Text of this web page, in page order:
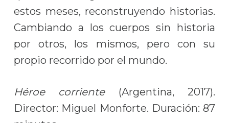
estos meses, reconstruyendo historias.
Cambiando a los cuerpos sin historia
por otros, los mismos, pero con su
propio recorrido por el mundo.
Héroe corriente (Argentina, 2017).
Director: Miguel Monforte. Duración: 87